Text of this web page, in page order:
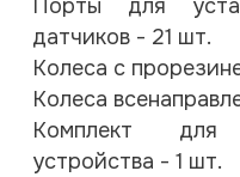
Порты для
датчиков - 21 шт.
Колеса с
Колеса
Комплект для
устройства - 1 шт.